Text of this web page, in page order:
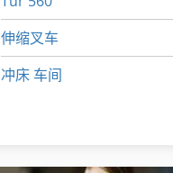
伸缩叉车
冲床 车间